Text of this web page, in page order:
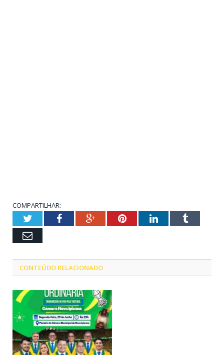
COMPARTILHAR:
TwitterFacebookGoogle+PinterestLinkedInTumblr
Email
CONTEÚDO RELACIONADO